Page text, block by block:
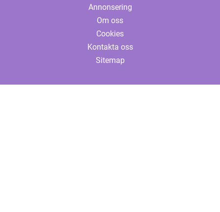
Annonsering
Om oss
Cookies
Kontakta oss
Sitemap